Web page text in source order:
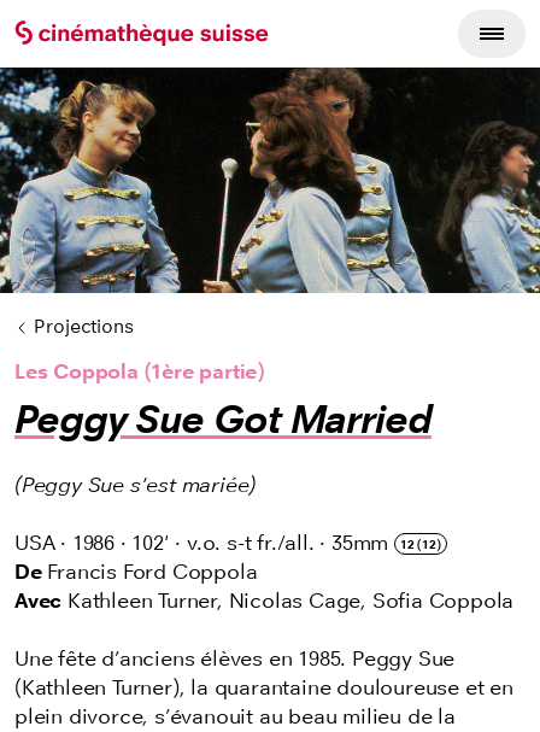
Projections
Les Coppola (1ère partie)
Peggy Sue Got Married
(Peggy Sue s'est mariée)
USA· 1986 · 102' ·v.o. s-t fr./all. ·35mm 12 (12)
DeFrancis Ford Coppola
Avec Kathleen Turner, Nicolas Cage, Sofia Coppola
Une fête d’anciens élèves en 1985. Peggy Sue
(Kathleen Turner), la quarantaine douloureuse et en
plein divorce, s’évanouit au beau milieu de la